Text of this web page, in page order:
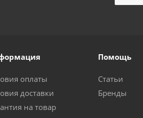
оплаты
доставки
на товар
Помощь
Статьи
Бренды